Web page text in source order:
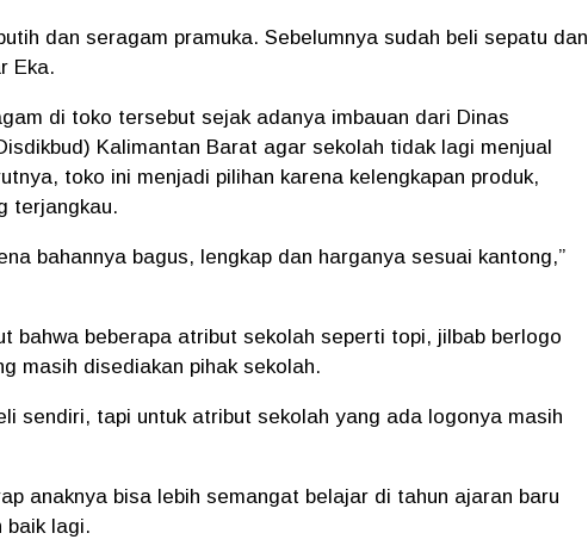
dan seragam pramuka. Sebelumnya sudah beli sepatu dan
Eka.
di toko tersebut sejak adanya imbauan dari Dinas
Kalimantan Barat agar sekolah tidak lagi menjual
toko ini menjadi pilihan karena kelengkapan produk,
terjangkau.
bahannya bagus, lengkap dan harganya sesuai kantong,”
bahwa beberapa atribut sekolah seperti topi, jilbab berlogo
masih disediakan pihak sekolah.
sendiri, tapi untuk atribut sekolah yang ada logonya masih
anaknya bisa lebih semangat belajar di tahun ajaran baru
baik lagi.